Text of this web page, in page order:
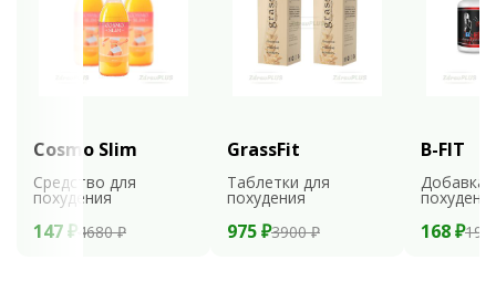
Cosmo Slim
Средство для
похудения
147 ₽ 4680 ₽
GrassFit
Таблетки для
похудения
975 ₽3900 ₽
B-FIT
Добавка
168 ₽